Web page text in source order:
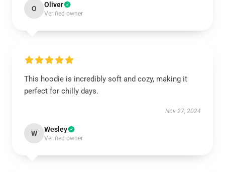
O Oliver
Verified owner
This hoodie is incredibly soft and cozy, making it
perfect for chilly days.
Nov 27, 2024
W Wesley
Verified owner